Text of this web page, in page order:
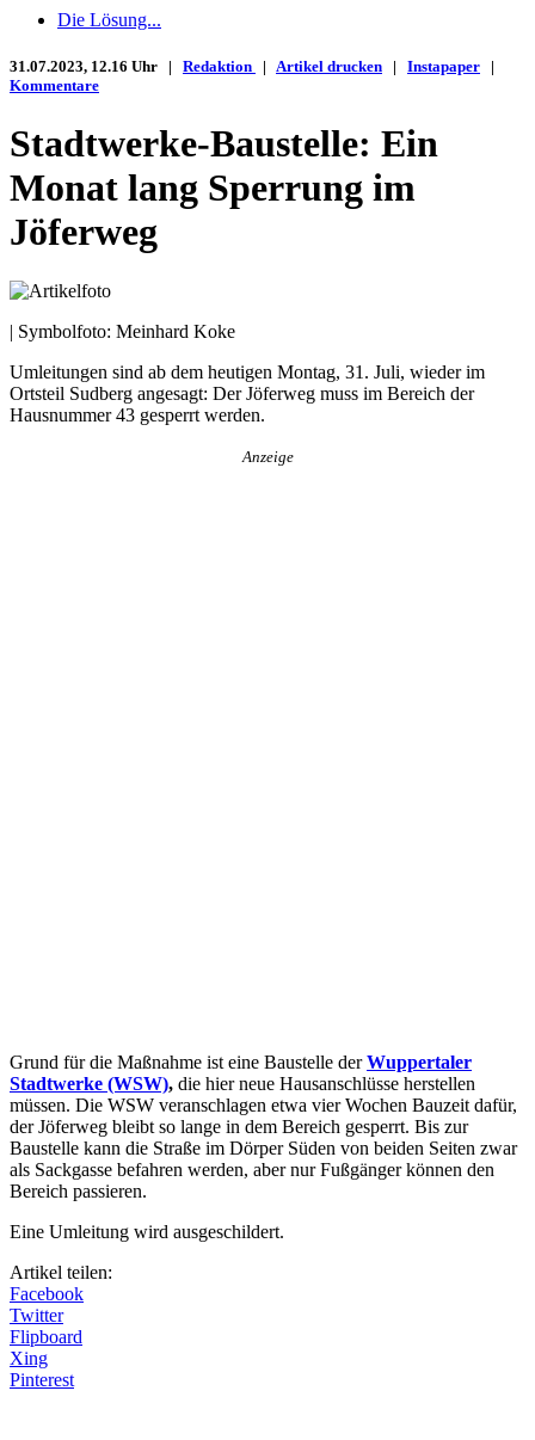
Die Lösung...
31.07.2023, 12.16 Uhr | Redaktion | Artikel drucken | Instapaper |
Kommentare
Stadtwerke-Baustelle: Ein
Monat lang Sperrung im
Jöferweg
| Symbolfoto: Meinhard Koke
Umleitungen sind ab dem heutigen Montag, 31. Juli, wieder im
Ortsteil Sudberg angesagt: Der Jöferweg muss im Bereich der
Hausnummer 43 gesperrt werden.
Anzeige
Grund für die Maßnahme ist eine Baustelle derWuppertaler
Stadtwerke (WSW), die hier neue Hausanschlüsse herstellen
müssen. Die WSW veranschlagen etwa vier Wochen Bauzeit dafür,
der Jöferweg bleibt so lange in dem Bereich gesperrt. Bis zur
Baustelle kann die Straße im Dörper Süden von beiden Seiten zwar
als Sackgasse befahren werden, aber nur Fußgänger können den
Bereich passieren.
Eine Umleitung wird ausgeschildert.
Artikel teilen:
Facebook
Twitter
Flipboard
Xing
Pinterest